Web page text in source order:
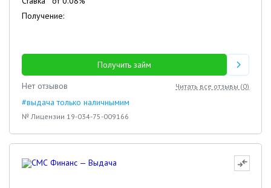
Получение:
Получить займ
Нет отзывов
Читать все отзывы (0)
#выдача только наличнымим
№ Лицензии 19-034-75-009166